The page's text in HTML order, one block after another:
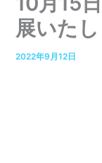
展いた
2022年9月12日